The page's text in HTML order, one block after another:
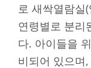
로 새싹열람실
연령별로 분리
다. 아이들을
비되어 있으며